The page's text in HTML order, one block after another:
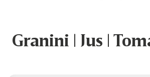
Granini | Jus |